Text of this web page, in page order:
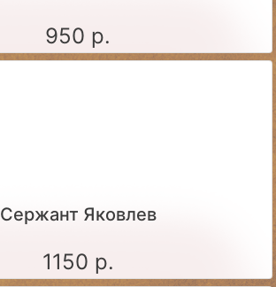
950 р.
Сержант Яковлев
1150 р.